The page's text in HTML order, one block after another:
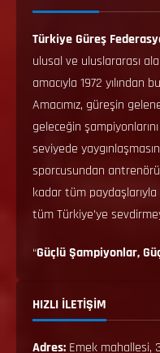
Türkiye Güreş
ulusal ve uluslararası
amacıyla 1972
Amacımız, güreşin
geleceğin
seviyede
sporcusundan
kadar tüm
tüm Türkiye’ye
“Güçlü Şampiyonlar,
HIZLI İLETİŞİM
Adres: Emek mahallesi,